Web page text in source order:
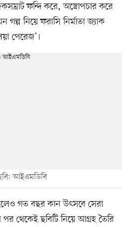
ফন্দি করে, অস্ত্রোপচার করে
গল্প নিয়ে ফরাসি নির্মাতা জ্যাক
পেরেজ’।
আইএমডিবি
গত বছর কান উৎসবে সেরা
পর থেকেই ছবিটি নিয়ে আগ্রহ তৈরি